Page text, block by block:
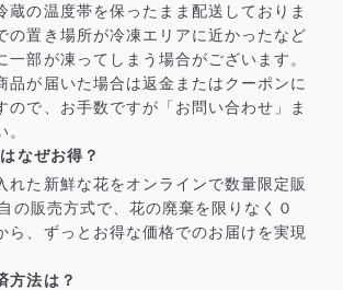
蔵の温度帯を保ったまま配送しておりま
の置き場所が冷凍エリアに近かったなど
一部が凍ってしまう場合がございます。
品が届いた場合は返金またはクーポンに
ので、お手数ですが「お問い合わせ」ま
なぜお得？
れた新鮮な花をオンラインで数量限定販
の販売方式で、花の廃棄を限りなく０
ら、ずっとお得な価格でのお届けを実現
方法は？